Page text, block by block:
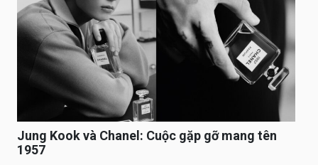
Jung Kook và Chanel: Cuộc gặp gỡ mang tên
1957